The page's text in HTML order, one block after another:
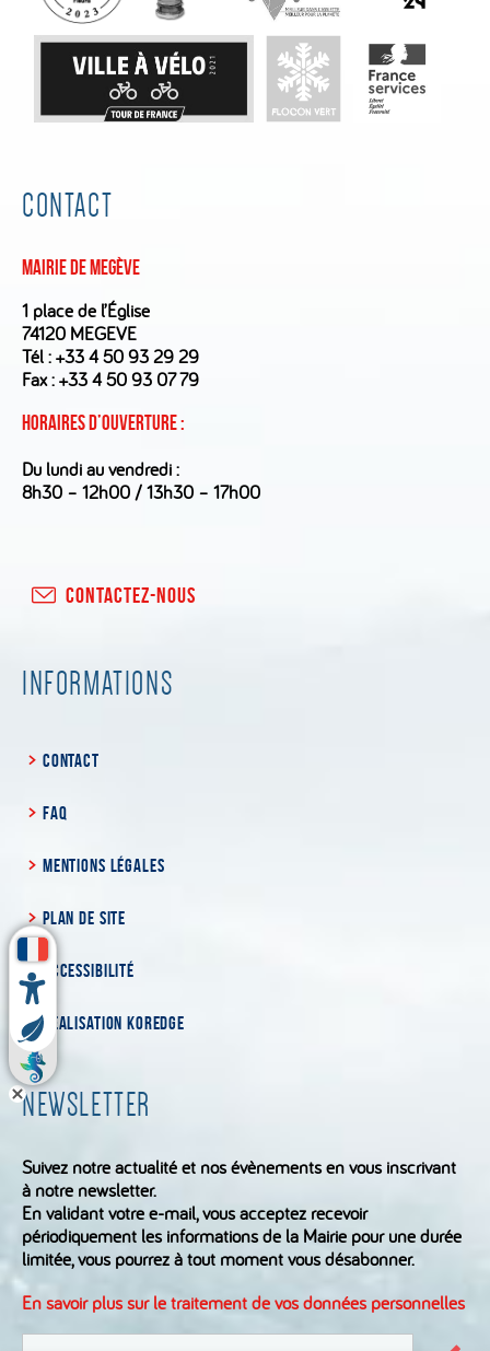
CONTACT
Mairie de Megève
1 place de l’Église
74120 MEGEVE
Tél :+33 4 50 93 29 29
Fax : +33 4 50 93 07 79
Horaires d’ouverture :
Du lundi au vendredi :
8h30 – 12h00 / 13h30 – 17h00
CONTACTEZ-NOUS
INFORMATIONS
CONTACT
FAQ
MENTIONS LÉGALES
PLAN DE SITE
ACCESSIBILITÉ
RÉALISATION KOREDGE
NEWSLETTER
Suivez notre actualité et nos évènements en vous inscrivant
à notre newsletter.
En validant votre e-mail, vous acceptez recevoir
périodiquement les informations de la Mairie pour une durée
limitée, vous pourrez à tout moment vous désabonner.
En savoir plus sur le traitement de vos données personnelles